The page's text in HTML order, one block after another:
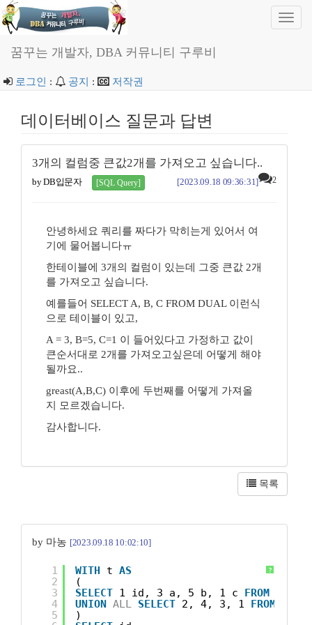
꿈꾸는 개발자, DBA 커뮤니티 구루비
로그인 : 공지 : 저작권
데이터베이스 질문과 답변
3개의 컬럼중 큰값2개를 가져오고 싶습니다..
2
by DB입문자 [SQL Query] [2023.09.18 09:36:31]
안녕하세요 쿼리를 짜다가 막히는게 있어서 여
기에 물어봅니다ㅠ
한테이블에 3개의 컬럼이 있는데 그중 큰값 2개
를 가져오고 싶습니다.
예를들어 SELECT A, B, C FROM DUAL 이런식
으로 테이블이 있고,
A = 3, B=5, C=1 이 들어있다고 가정하고 값이
큰순서대로 2개를 가져오고싶은데 어떻게 해야
될까요..
greast(A,B,C) 이후에 두번째를 어떻게 가져올
지 모르겠습니다.
감사합니다.
목록
by 마농 [2023.09.18 10:02:10]
?
1
2
3
4
5
WITH t AS
(
SELECT 1 id, 3 a, 5 b, 1 c FROM
UNION ALL SELECT 2, 4, 3, 1 FROM
)